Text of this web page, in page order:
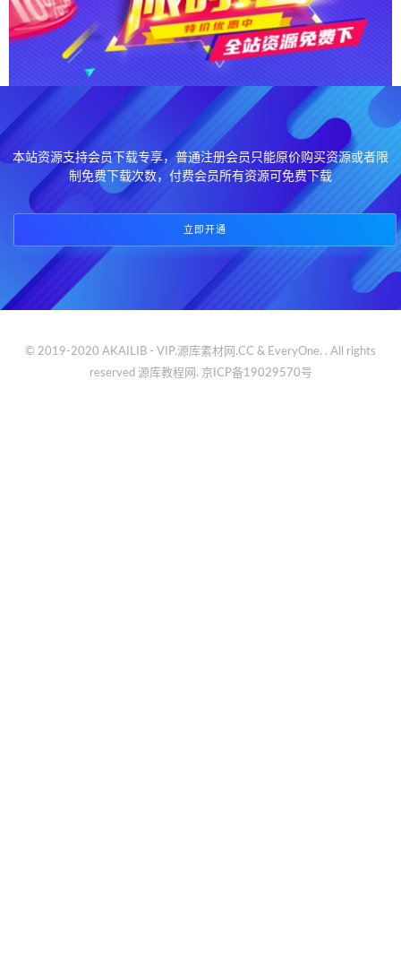
本站资源支持会员下载专享，普通注册会员只能原价购买资源或者限
制免费下载次数，付费会员所有资源可免费下载
立即开通
© 2019-2020 AKAILIB - VIP.源库素材网.CC & EveryOne. . All rights
reserved 源库教程网. 京ICP备19029570号